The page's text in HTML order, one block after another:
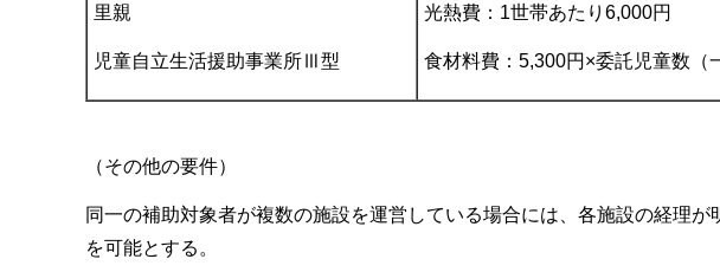
里親
児童自立生活援助事業所Ⅲ型
光熱費：1世帯あたり6,000円
食材料費：5,300円×委託児童数（
（その他の要件）
同一の補助対象者が複数の施設を運営している場合には、各施設の経理
を可能とする。